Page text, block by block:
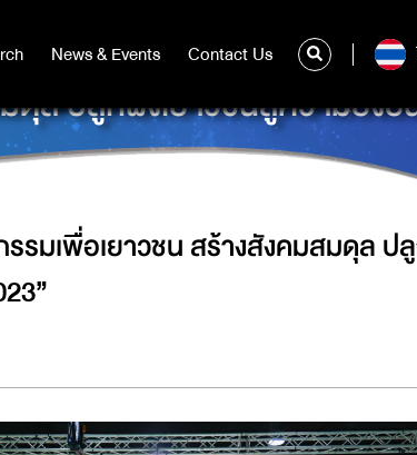
News & Events Contact Us
News & Events Contact Us
ล ปลูกฝังเยาวชนสู่ความยั่งยื
รมเพื่อเยาวชน สร้างสังคมสมดุล ป